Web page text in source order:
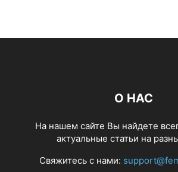
О НАС
На нашем сайте Вы найдете
актуальные статьи на
Свяжитесь с нами: